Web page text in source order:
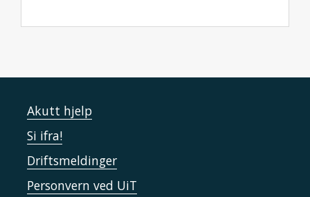
Akutt hjelp
Si ifra!
Driftsmeldinger
Personvern ved UiT